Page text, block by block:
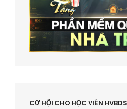
CƠ HỘI CHO HỌC VIÊN HVBDS